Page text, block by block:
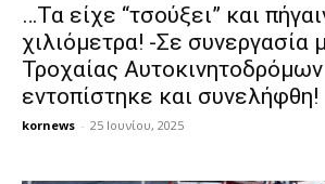
…Τα είχε “τσούξει” και
χιλιόμετρα! -Σε συνεργασία
Τροχαίας Αυτοκινητοδρόμων
εντοπίστηκε και συνελήφθη!
kornews - 25 Ιουνίου, 2025